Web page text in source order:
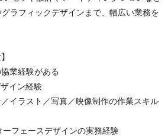
ラフィックデザインまで、幅広い業務を
業経験がある
イン経験
イラスト／写真／映像制作の作業スキル
ーフェースデザインの実務経験